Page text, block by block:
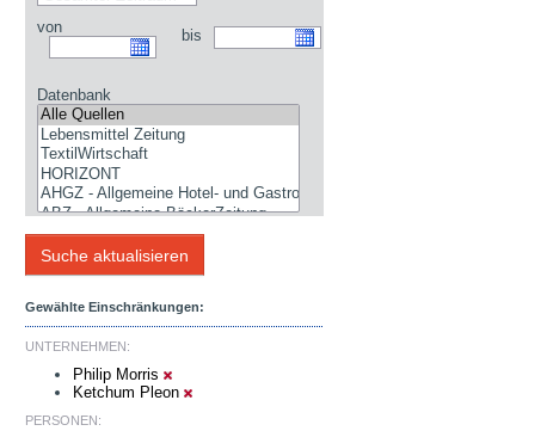
von bis
Datenbank
Gewählte Einschränkungen:
UNTERNEHMEN:
Philip Morris
Ketchum Pleon
PERSONEN: